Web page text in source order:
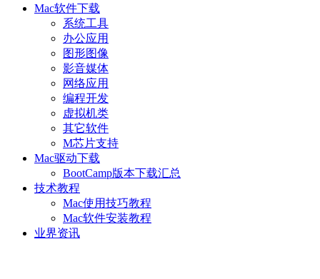
Mac软件下载
系统工具
办公应用
图形图像
影音媒体
网络应用
编程开发
虚拟机类
其它软件
M芯片支持
Mac驱动下载
BootCamp版本下载汇总
技术教程
Mac使用技巧教程
Mac软件安装教程
业界资讯